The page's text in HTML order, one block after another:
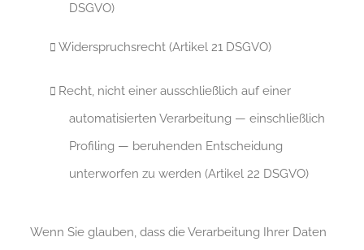
DSGVO)
Widerspruchsrecht (Artikel 21 DSGVO)
Recht, nicht einer ausschließlich auf einer
automatisierten Verarbeitung — einschließlich
Profiling — beruhenden Entscheidung
unterworfen zu werden (Artikel 22 DSGVO)
Wenn Sie glauben, dass die Verarbeitung Ihrer Daten